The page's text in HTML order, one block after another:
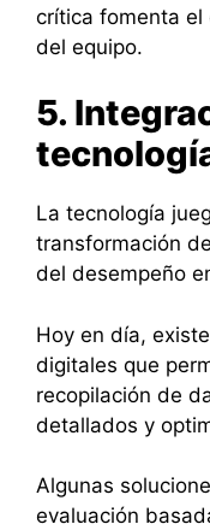
crítica fomenta el
del equipo.
5.
La tecnología
transformación
del desempeño
Hoy en día,
digitales que
recopilación de
detallados y
Algunas
evaluación